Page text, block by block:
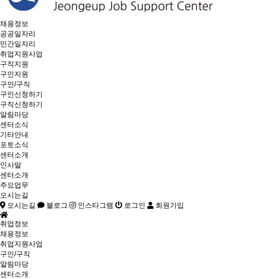
채용정보
공공일자리
민간일자리
취업지원사업
구직지원
구인지원
구인/구직
구인신청하기
구직신청하기
알림마당
센터소식
기타안내
포토소식
센터소개
인사말
센터소개
주요업무
오시는길
오시는길
블로그 인스타그램 로그인 회원가입
취업정보
채용정보
취업지원사업
구인/구직
알림마당
센터소개